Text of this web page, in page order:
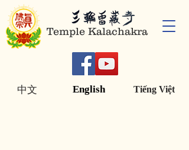
Temple Kalachakra
English Tiếng Việt
中文